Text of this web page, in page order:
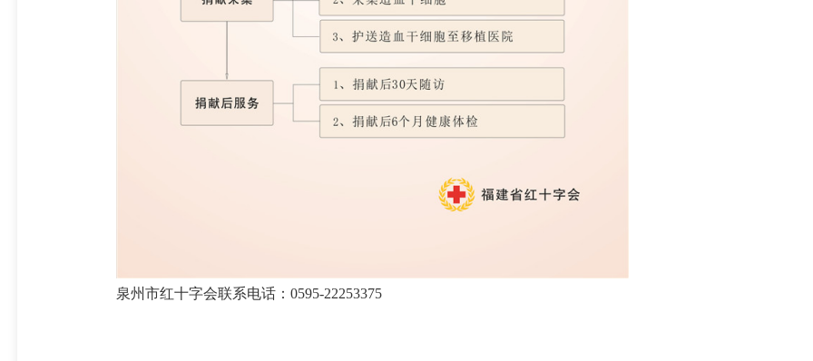
泉州市红十字会联系电话：0595-22253375